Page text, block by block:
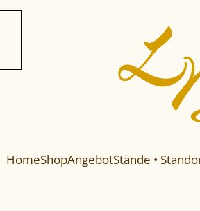
HomeShopAngebotStände •